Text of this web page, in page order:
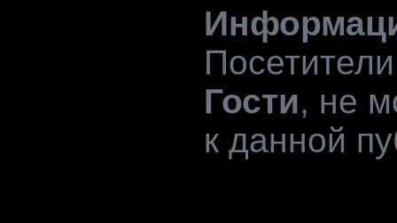
Гости, не
к данной